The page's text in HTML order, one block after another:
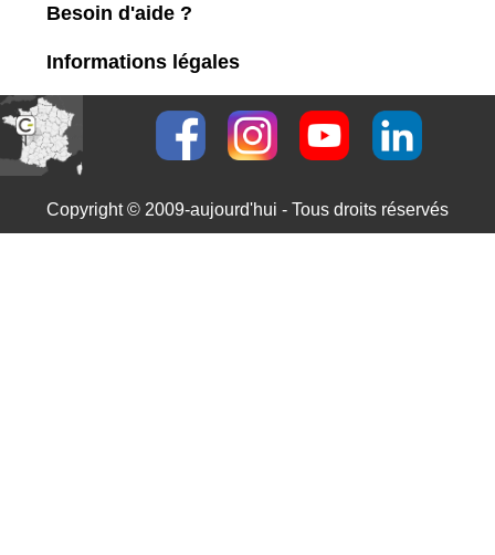
Besoin d'aide ?
Informations légales
Copyright © 2009-aujourd'hui - Tous droits réservés